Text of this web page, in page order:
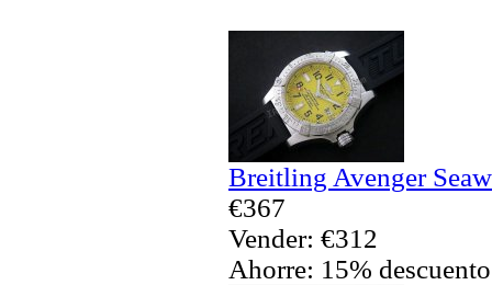
Breitling Avenger
€367
Vender: €312
Ahorre: 15% descuento